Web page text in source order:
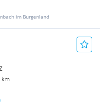
im Burgenland
km